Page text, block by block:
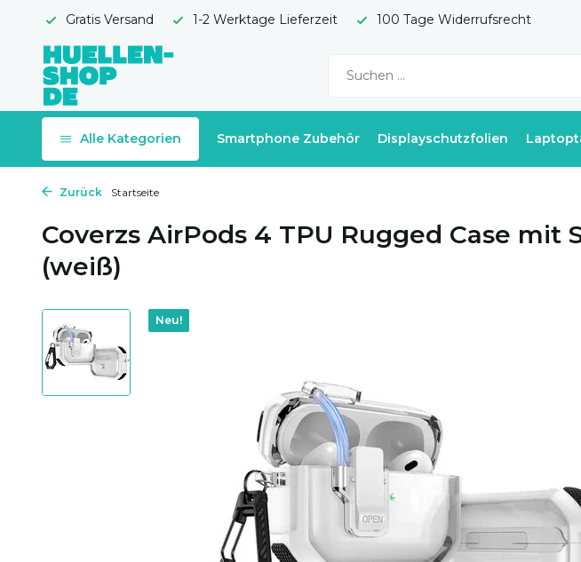
Gratis Versand 1-2 Werktage Lieferzeit 100 Tage Widerrufsrecht
Alle Kategorien Smartphone Zubehör Displayschutzfolien
Zurück Startseite
Coverzs AirPods 4 TPU Rugged Case mit
(weiß)
Neu!